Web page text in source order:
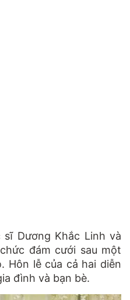
Dương Khắc Linh và
đám cưới sau một
Hôn lễ của cả hai diễn
đình và bạn bè.